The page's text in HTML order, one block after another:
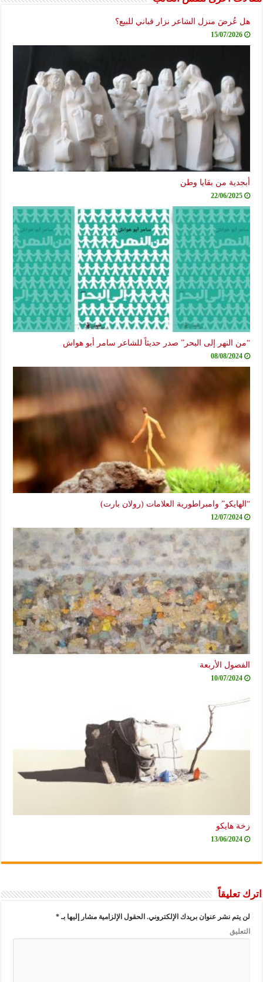
هل عُرضَ منزل الشاعر نزار قباني للبيع؟
15/07/2026
أبجدية من بقايا وطن
22/06/2025
“من النهر إلى البحر” صدر حديثاً للشاعر سامر أبو هواش
08/08/2024
“الهايكو” وامبراطورية العلامات (رولان بارت)
12/07/2024
الفصول الأربعة
10/07/2024
زخة هايكو
13/06/2024
اترك تعليقاً
لن يتم نشر عنوان بريدك الإلكتروني. الحقول الإلزامية مشار إليها بـ*
التعليق